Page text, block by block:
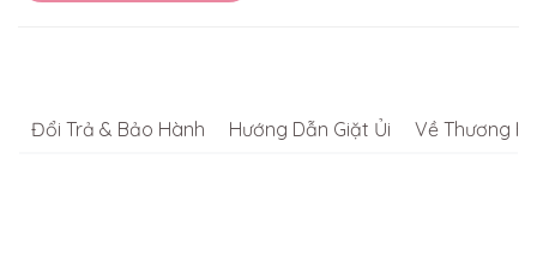
Đổi Trả & Bảo Hành Hướng Dẫn Giặt Ủi Về Thương